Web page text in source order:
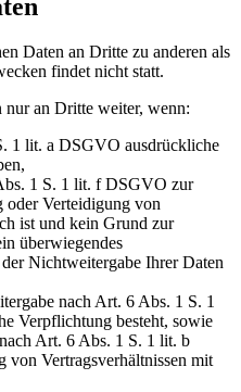
Daten an Dritte zu anderen als
findet nicht statt.
nur an Dritte weiter, wenn:
1 lit. a DSGVO ausdrückliche
1 S. 1 lit. f DSGVO zur
oder Verteidigung von
ist und kein Grund zur
überwiegendes
Nichtweitergabe Ihrer Daten
nach Art. 6 Abs. 1 S. 1
Verpflichtung besteht, sowie
Art. 6 Abs. 1 S. 1 lit. b
Vertragsverhältnissen mit